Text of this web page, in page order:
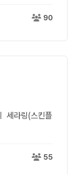
90
세라링(스킨플
55